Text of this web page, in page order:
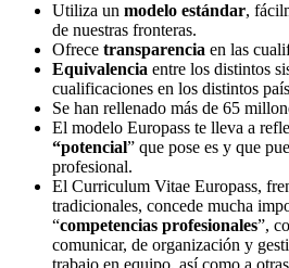
Utiliza un modelo estándar,
de nuestras fronteras.
Ofrece transparencia en las
Equivalencia entre los distintos
cualificaciones en los distintos
Se han rellenado más de 65
El modelo Europass te lleva a
“potencial” que pose es y que
profesional.
El Curriculum Vitae Europass,
tradicionales, concede mucha
“competencias profesionales”,
comunicar, de organización y
trabajo en equipo, así como a